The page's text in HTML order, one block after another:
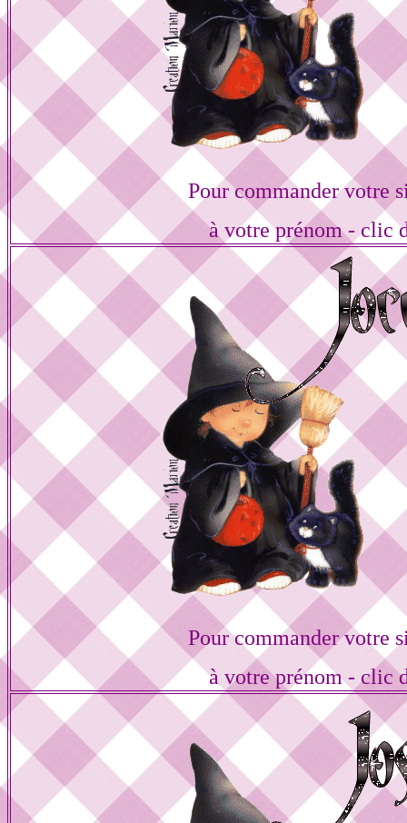
Pour commander votre
à votre prénom - clic
Pour commander votre
à votre prénom - clic